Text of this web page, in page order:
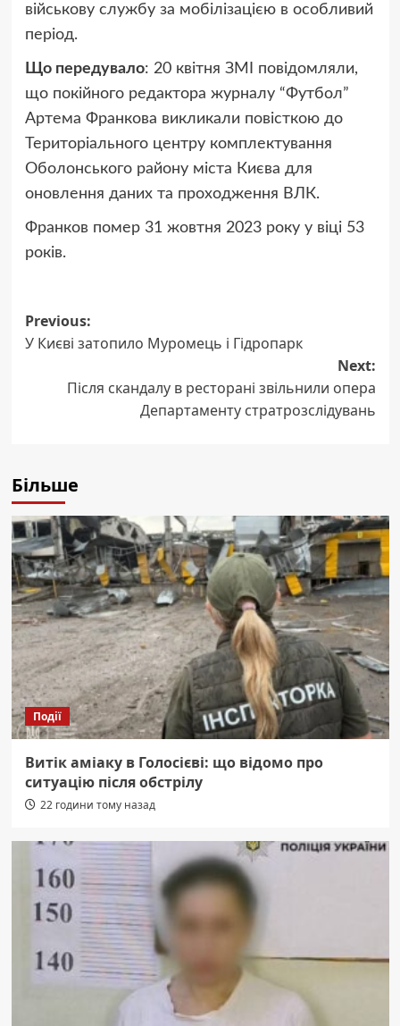
військову службу за мобілізацією в особливий
період.
Що передувало: 20 квітня ЗМІ повідомляли,
що покійного редактора журналу “Футбол”
Артема Франкова викликали повісткою до
Територіального центру комплектування
Оболонського району міста Києва для
оновлення даних та проходження ВЛК.
Франков помер 31 жовтня 2023 року у віці 53
років.
Post
navigation
Previous:
У Києві затопило Муромець і Гідропарк
Next:
Після скандалу в ресторані звільнили опера
Департаменту стратрозслідувань
Більше
Події
Витік аміаку в Голосієві: що відомо про
ситуацію після обстрілу
22 години тому назад